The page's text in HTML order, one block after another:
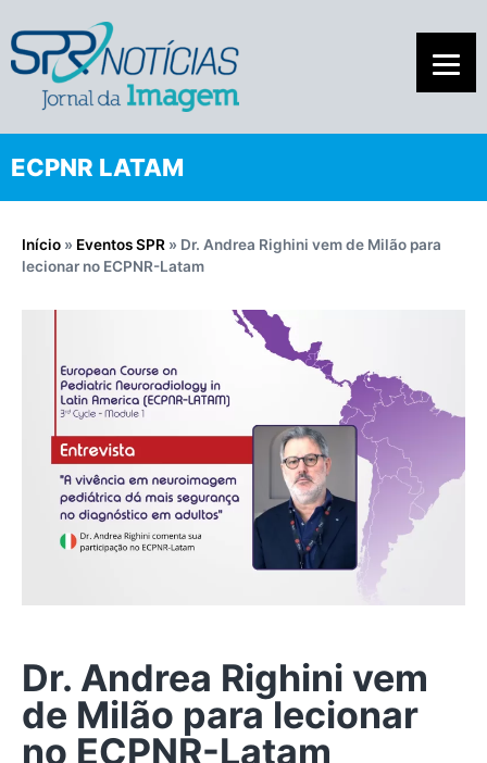
ECPNR LATAM
Início » Eventos SPR » Dr. Andrea Righini vem de Milão para
lecionar no ECPNR-Latam
Dr. Andrea Righini vem
de Milão para lecionar
no ECPNR-Latam